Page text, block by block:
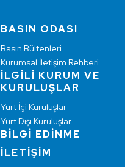
BASIN ODASI
Basın Bültenleri
Kurumsal İletişim Rehberi
İLGİLİ KURUM VE
KURULUŞLAR
Yurt İçi Kuruluşlar
Yurt Dışı Kuruluşlar
BİLGİ EDİNME
İLETİŞİM